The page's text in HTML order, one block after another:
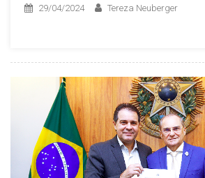
29/04/2024 Tereza Neuberger